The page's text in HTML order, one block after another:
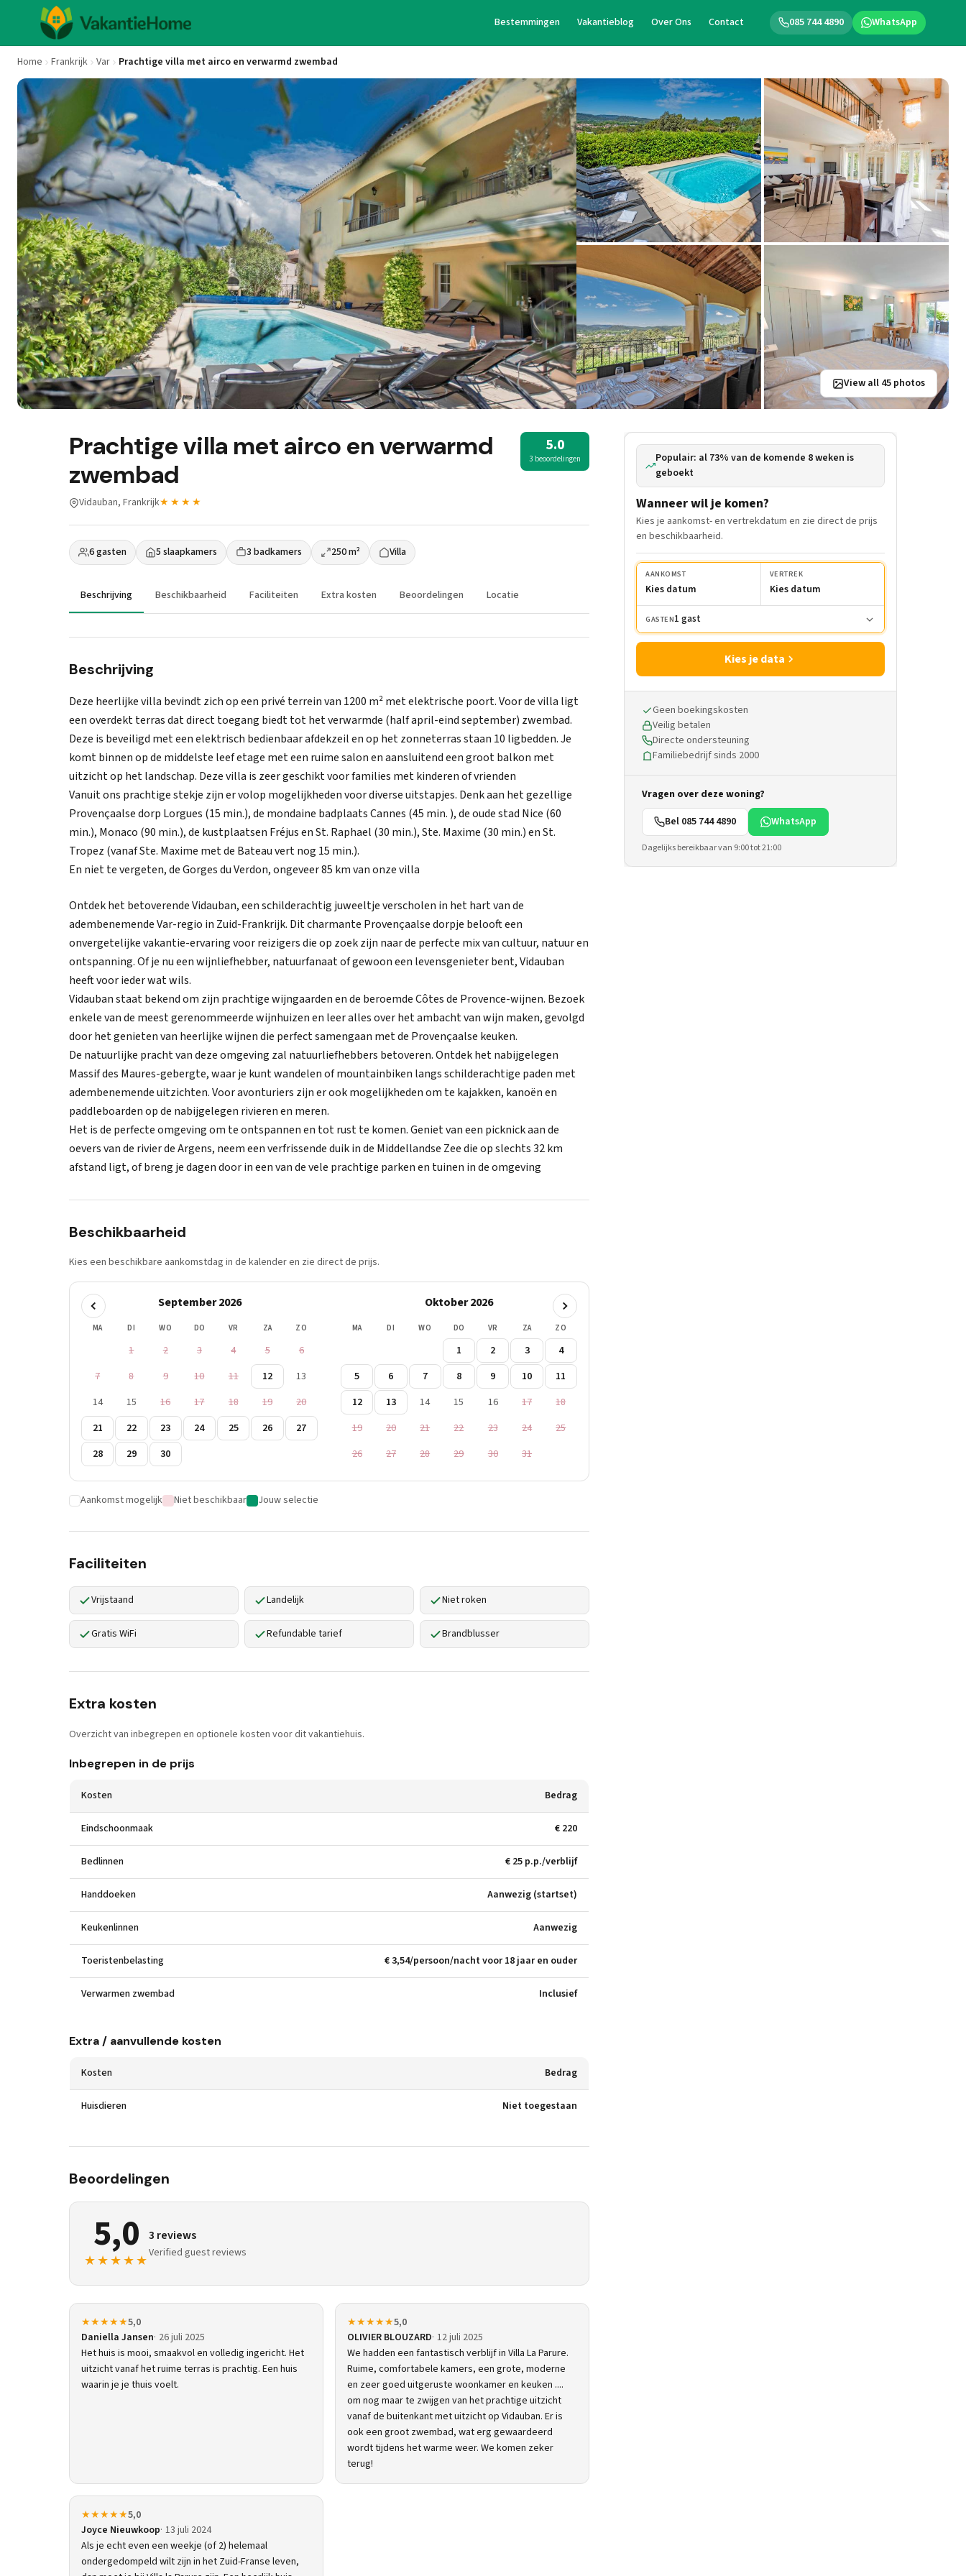
085 744 4890 WhatsApp
Bestemmingen Vakantieblog Over Ons Contact
Home Frankrijk Var Prachtige villa met airco en verwarmd zwembad
View all 45 photos
Prachtige villa met airco en verwarmd
zwembad
5.0
3 beoordelingen
Vidauban, Frankrijk★★★★
6 gasten 5 slaapkamers 3 badkamers 250 m² Villa
Beschrijving Beschikbaarheid Faciliteiten Extra kosten Beoordelingen Locatie
Beschrijving
Deze heerlijke villa bevindt zich op een privé terrein van 1200 m² met elektrische poort. Voor de villa ligt
een overdekt terras dat direct toegang biedt tot het verwarmde (half april-eind september) zwembad.
Deze is beveiligd met een elektrisch bedienbaar afdekzeil en op het zonneterras staan 10 ligbedden. Je
komt binnen op de middelste leef etage met een ruime salon en aansluitend een groot balkon met
uitzicht op het landschap. Deze villa is zeer geschikt voor families met kinderen of vrienden
Vanuit ons prachtige stekje zijn er volop mogelijkheden voor diverse uitstapjes. Denk aan het gezellige
Provençaalse dorp Lorgues (15 min.), de mondaine badplaats Cannes (45 min. ), de oude stad Nice (60
min.), Monaco (90 min.), de kustplaatsen Fréjus en St. Raphael (30 min.), Ste. Maxime (30 min.) en St.
Tropez (vanaf Ste. Maxime met de Bateau vert nog 15 min.).
En niet te vergeten, de Gorges du Verdon, ongeveer 85 km van onze villa
Ontdek het betoverende Vidauban, een schilderachtig juweeltje verscholen in het hart van de
adembenemende Var-regio in Zuid-Frankrijk. Dit charmante Provençaalse dorpje belooft een
onvergetelijke vakantie-ervaring voor reizigers die op zoek zijn naar de perfecte mix van cultuur, natuur en
ontspanning. Of je nu een wijnliefhebber, natuurfanaat of gewoon een levensgenieter bent, Vidauban
heeft voor ieder wat wils.
Vidauban staat bekend om zijn prachtige wijngaarden en de beroemde Côtes de Provence-wijnen. Bezoek
enkele van de meest gerenommeerde wijnhuizen en leer alles over het ambacht van wijn maken, gevolgd
door het genieten van heerlijke wijnen die perfect samengaan met de Provençaalse keuken.
De natuurlijke pracht van deze omgeving zal natuurliefhebbers betoveren. Ontdek het nabijgelegen
Massif des Maures-gebergte, waar je kunt wandelen of mountainbiken langs schilderachtige paden met
adembenemende uitzichten. Voor avonturiers zijn er ook mogelijkheden om te kajakken, kanoën en
paddleboarden op de nabijgelegen rivieren en meren.
Het is de perfecte omgeving om te ontspannen en tot rust te komen. Geniet van een picknick aan de
oevers van de rivier de Argens, neem een verfrissende duik in de Middellandse Zee die op slechts 32 km
afstand ligt, of breng je dagen door in een van de vele prachtige parken en tuinen in de omgeving
Beschikbaarheid
Kies een beschikbare aankomstdag in de kalender en zie direct de prijs.
September 2026
MA DI WO DO VR ZA ZO
1 2 3 4 5
6
7
8 9 10 11 12
13
14
15 16 17 18 19
20
21
22 23 24 25 26
27
28
29 30
Oktober 2026
MA DI WO DO VR ZA ZO
1 2 3
4
5
6 7 8 9 10
11
12
13 14 15 16 17
18
19
20 21 22 23 24
25
26
27 28 29 30 31
Aankomst mogelijk Niet beschikbaar Jouw selectie
Faciliteiten
Vrijstaand Landelijk Niet roken
Gratis WiFi Refundable tarief Brandblusser
Extra kosten
Overzicht van inbegrepen en optionele kosten voor dit vakantiehuis.
Inbegrepen in de prijs
Kosten Bedrag
Eindschoonmaak € 220
Bedlinnen € 25 p.p./verblijf
Handdoeken Aanwezig (startset)
Keukenlinnen Aanwezig
Toeristenbelasting € 3,54/persoon/nacht voor 18 jaar en ouder
Verwarmen zwembad Inclusief
Extra / aanvullende kosten
Kosten Bedrag
Huisdieren Niet toegestaan
Beoordelingen
5,0
★★★★★
3 reviews
Verified guest reviews
★★★★★5,0
Daniella Jansen 26 juli 2025
Het huis is mooi, smaakvol en volledig ingericht. Het
uitzicht vanaf het ruime terras is prachtig. Een huis
waarin je je thuis voelt.
★★★★★5,0
OLIVIER BLOUZARD 12 juli 2025
We hadden een fantastisch verblijf in Villa La Parure.
Ruime, comfortabele kamers, een grote, moderne
en zeer goed uitgeruste woonkamer en keuken ....
om nog maar te zwijgen van het prachtige uitzicht
vanaf de buitenkant met uitzicht op Vidauban. Er is
ook een groot zwembad, wat erg gewaardeerd
wordt tijdens het warme weer. We komen zeker
terug!
★★★★★5,0
Joyce Nieuwkoop 13 juli 2024
Als je echt even een weekje (of 2) helemaal
ondergedompeld wilt zijn in het Zuid-Franse leven,
Populair: al 73% van de komende 8 weken is
geboekt
Wanneer wil je komen?
Kies je aankomst- en vertrekdatum en zie direct de prijs
en beschikbaarheid.
AANKOMST
Kies datum
VERTREK
Kies datum
GASTEN1 gast
Kies je data
Geen boekingskosten
Veilig betalen
Directe ondersteuning
Familiebedrijf sinds 2000
Vragen over deze woning?
Bel 085 744 4890
WhatsApp
Dagelijks bereikbaar van 9:00 tot 21:00